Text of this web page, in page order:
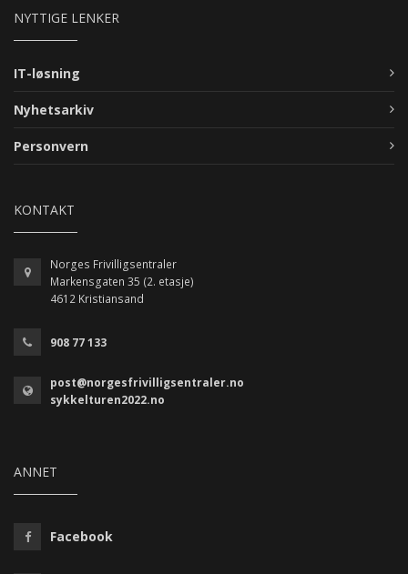
NYTTIGE LENKER
IT-løsning
Nyhetsarkiv
Personvern
KONTAKT
Norges Frivilligsentraler
Markensgaten 35 (2. etasje)
4612 Kristiansand
908 77 133
post@norgesfrivilligsentraler.no
sykkelturen2022.no
ANNET
Facebook